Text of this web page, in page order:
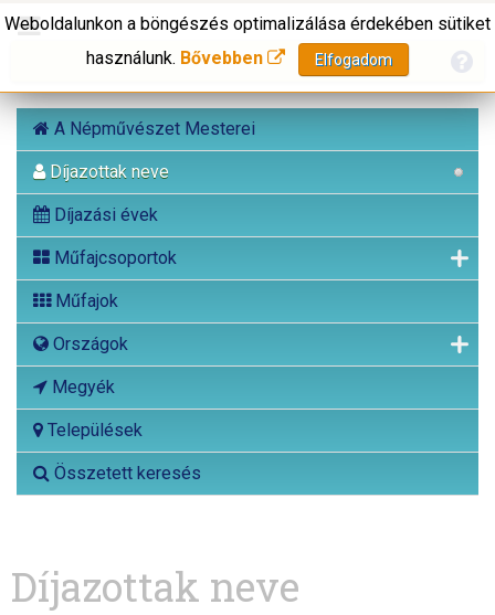
A Népművészet Mesterei
Díjazottak neve
Díjazási évek
Műfajcsoportok
Műfajok
Országok
Megyék
Települések
Összetett keresés
Weboldalunkon a böngészés optimalizálása érdekében sütiket
használunk. Bővebben Elfogadom
Díjazottak neve